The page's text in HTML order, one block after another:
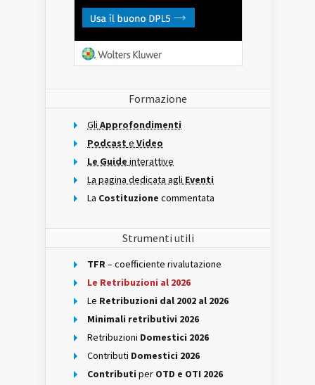
Formazione
Gli Approfondimenti
Podcast e Video
Le Guide interattive
La pagina dedicata agli Eventi
La Costituzione commentata
Strumenti utili
TFR– coefficiente rivalutazione
Le Retribuzioni al 2026
Le Retribuzioni dal 2002 al 2026
Minimali retributivi 2026
Retribuzioni Domestici 2026
Contributi Domestici 2026
Contributi per OTD e OTI 2026